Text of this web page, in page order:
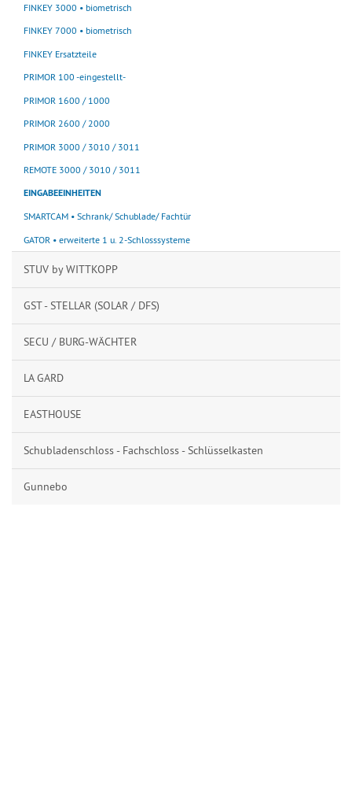
FINKEY 3000 • biometrisch
FINKEY 7000 • biometrisch
FINKEY Ersatzteile
PRIMOR 100 -eingestellt-
PRIMOR 1600 / 1000
PRIMOR 2600 / 2000
PRIMOR 3000 / 3010 / 3011
REMOTE 3000 / 3010 / 3011
EINGABEEINHEITEN
SMARTCAM • Schrank/ Schublade/ Fachtür
GATOR • erweiterte 1 u. 2-Schlosssysteme
STUV by WITTKOPP
GST - STELLAR (SOLAR / DFS)
SECU / BURG-WÄCHTER
LA GARD
EASTHOUSE
Schubladenschloss - Fachschloss - Schlüsselkasten
Gunnebo